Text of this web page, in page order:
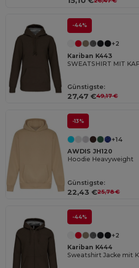
-44%
+2
Kariban K443
SWEATSHIRT MIT
Günstigste:
27,47 €49,17 €
-13%
+14
AWDIS JH120
Hoodie Heavyweight
Günstigste:
22,43 €25,78 €
-44%
+2
Kariban K444
Sweatshirt Jacke mit